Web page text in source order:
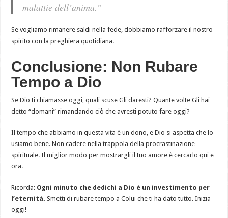
malattie dell’anima.”
Se vogliamo rimanere saldi nella fede, dobbiamo rafforzare il nostro
spirito con la preghiera quotidiana.
Conclusione: Non Rubare
Tempo a Dio
Se Dio ti chiamasse oggi, quali scuse Gli daresti? Quante volte Gli hai
detto “domani” rimandando ciò che avresti potuto fare oggi?
Il tempo che abbiamo in questa vita è un dono, e Dio si aspetta che lo
usiamo bene. Non cadere nella trappola della procrastinazione
spirituale. Il miglior modo per mostrargli il tuo amore è cercarlo qui e
ora.
Ricorda: Ogni minuto che dedichi a Dio è un investimento per
l’eternità. Smetti di rubare tempo a Colui che ti ha dato tutto. Inizia
oggi!